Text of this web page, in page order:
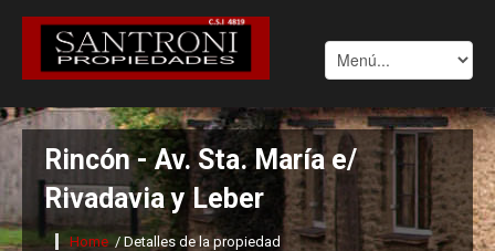
Rincón - Av. Sta. María e/
Rivadavia y Leber
Home / Detalles de la propiedad